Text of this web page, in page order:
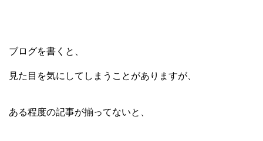
ブログを書くと、
見た目を気にしてしまうことがありますが、
ある程度の記事が揃ってないと、